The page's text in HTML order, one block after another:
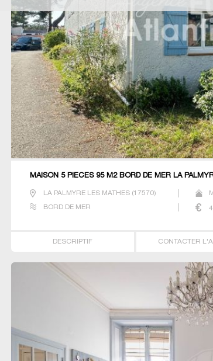
MAISON 5 PIECES 95 M2 BORD DE MER LA
LA PALMYRE LES MATHES(17570)
BORD DE MER
DESCRIPTIF CONTACTER